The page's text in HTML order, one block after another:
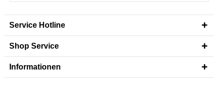
Service Hotline
Shop Service
Informationen